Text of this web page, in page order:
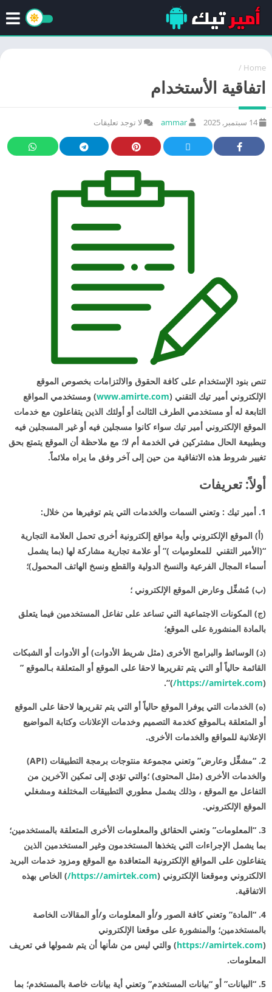
Home
/
اتفاقية الأستخدام
ammar لا توجد تعليقات
تنص بنود الإستخدام على كافة الحقوق والالتزامات بخصوص الموقع
الإلكتروني أمير تيك التقني (www.amirte.com) ومستخدمي المواقع
التابعة له أو مستخدمي الطرف الثالث أو أولئك الذين يتفاعلون مع خدمات
الموقع الإلكتروني أمير تيك سواء كانوا مسجلين فيه أو غير المسجلين فيه
وبطبيعة الحال مشتركين في الخدمة أم لا؛ مع ملاحظة أن الموقع يتمتع بحق
تغيير شروط هذه الاتفاقية من حين إلى آخر وفق ما يراه ملائماً.
أولاً: تعريفات
1. أمير تيك : وتعني السمات والخدمات التي يتم توفيرها من خلال:
(أ) الموقع الإلكتروني وأية مواقع إلكترونية أخرى تحمل العلامة التجارية
“(الأمير التقني للمعلوميات )” أو علامة تجارية مشاركة لها (بما يشمل
أسماء المجال الفرعية والنسخ الدولية والقطع ونسخ الهاتف المحمول)؛
(ب) مُشغِّل وعارض الموقع الإلكتروني ؛
(ج) المكونات الاجتماعية التي تساعد على تفاعل المستخدمين فيما يتعلق
بالمادة المنشورة على الموقع؛
(د) الوسائط والبرامج الأخرى (مثل شريط الأدوات) أو الأدوات أو الشبكات
القائمة حالياً أو التي يتم تقريرها لاحقا على الموقع أو المتعلقة بـالموقع ”
(
https://amirtek.com/
)”.
(ه) الخدمات التي يوفرا الموقع حالياً أو التي يتم تقريرها لاحقا على الموقع
أو المتعلقة بـالموقع كخدمة التصميم وخدمات الإعلانات وكتابة المواضيع
الإعلانية للمواقع والخدمات الأخرى.
2. “مشغِّل وعارض” وتعني مجموعة منتوجات برمجة التطبيقات (API)
والخدمات الأخرى (مثل المحتوى) ؛والتي تؤدي إلى تمكين الآخرين من
التفاعل مع الموقع ، وذلك يشمل مطوري التطبيقات المختلفة ومشغلي
الموقع الإلكتروني.
3. “المعلومات” وتعني الحقائق والمعلومات الأخرى المتعلقة بالمستخدمين؛
بما يشمل الإجراءات التي يتخذها المستخدمون وغير المستخدمين الذين
يتفاعلون على المواقع الإلكترونية المتعاقدة مع الموقع ومزود خدمات البريد
الالكتروني وموقعنا الإلكتروني (https://amirtek.com/ ) الخاص بهذه
الاتفاقية.
4. “المادة” وتعني كافة الصور و/أو المعلومات و/أو المقالات الخاصة
بالمستخدمين؛ والمنشورة على موقعنا الإلكتروني
(
https://amirtek.com) والتي ليس من شأنها أن يتم شمولها في تعريف
المعلومات.
5. “البيانات” أو “بيانات المستخدم” وتعني أية بيانات خاصة بالمستخدم؛ بما